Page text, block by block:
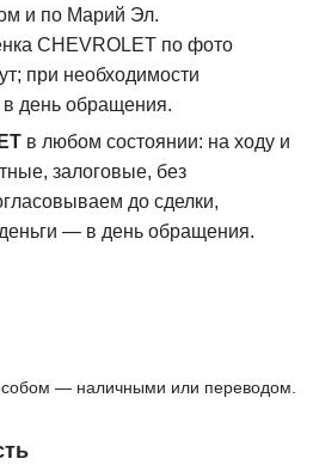
и по Марий Эл.
CHEVROLET по фото
при необходимости
день обращения.
в любом состоянии: на ходу и
залоговые, без
до сделки,
— в день обращения.
— наличными или переводом.